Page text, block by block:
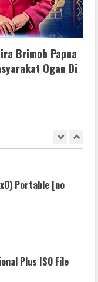
Brimob Papua
Ogan Di
Plus
Portable [no
Plus ISO File